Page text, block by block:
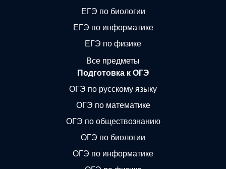
ЕГЭ по биологии
ЕГЭ по информатике
ЕГЭ по физике
Все предметы
Подготовка к ОГЭ
ОГЭ по русскому языку
ОГЭ по математике
ОГЭ по обществознанию
ОГЭ по биологии
ОГЭ по информатике